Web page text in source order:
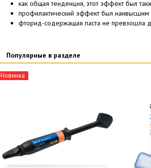
как общая тенденция, этот эффект был
профилактический эффект был наивысшим
фторид-содержащая паста не превзошла
Популярные в разделе
Новинка